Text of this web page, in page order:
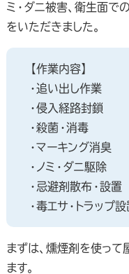
ミ・ダニ被害、衛生面
をいただきました。
【作業内容】
・追い出し作業
・侵入経路封鎖
・殺菌・消毒
・マーキング消臭
・ノミ・ダニ駆除
・忌避剤散布・設置
・毒エサ・トラップ
まずは、燻煙剤を使っ
ます。